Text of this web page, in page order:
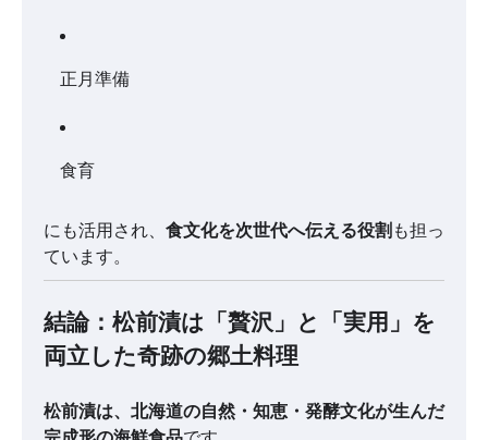
正月準備
食育
にも活用され、 食文化を次世代へ伝える役割 も担っ
ています。
結論：松前漬は「贅沢」と「実用」を
両立した奇跡の郷土料理
松前漬は、北海道の自然・知恵・発酵文化が生んだ